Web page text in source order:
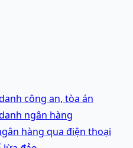
công an, tòa án
ngân hàng
hàng qua điện thoại